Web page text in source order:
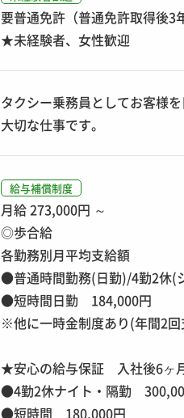
要普通免許（普通免許取得後3
★未経験者、女性歓迎
タクシー乗務員としてお客様
大切な仕事です。
給与補償制度
月給 273,000円 ～
◎歩合給
各勤務別月平均支給額
●普通時間勤務(日勤)/4勤2休
●短時間日勤 184,000円
※他に一時金制度あり(年間2回
★安心の給与保証 入社後6ヶ
●4勤2休ナイト・隔勤
●短時間 180,000円